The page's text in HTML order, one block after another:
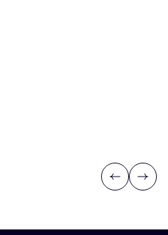
Previous
Next